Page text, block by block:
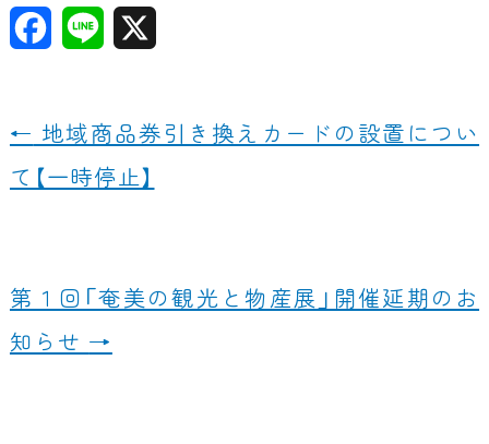
F
c
e
b
o
k
Li X
← 地域商品券引き換えカードの設置につい
て【一時停止】
第１回「奄美の観光と物産展」開催延期のお
知らせ →